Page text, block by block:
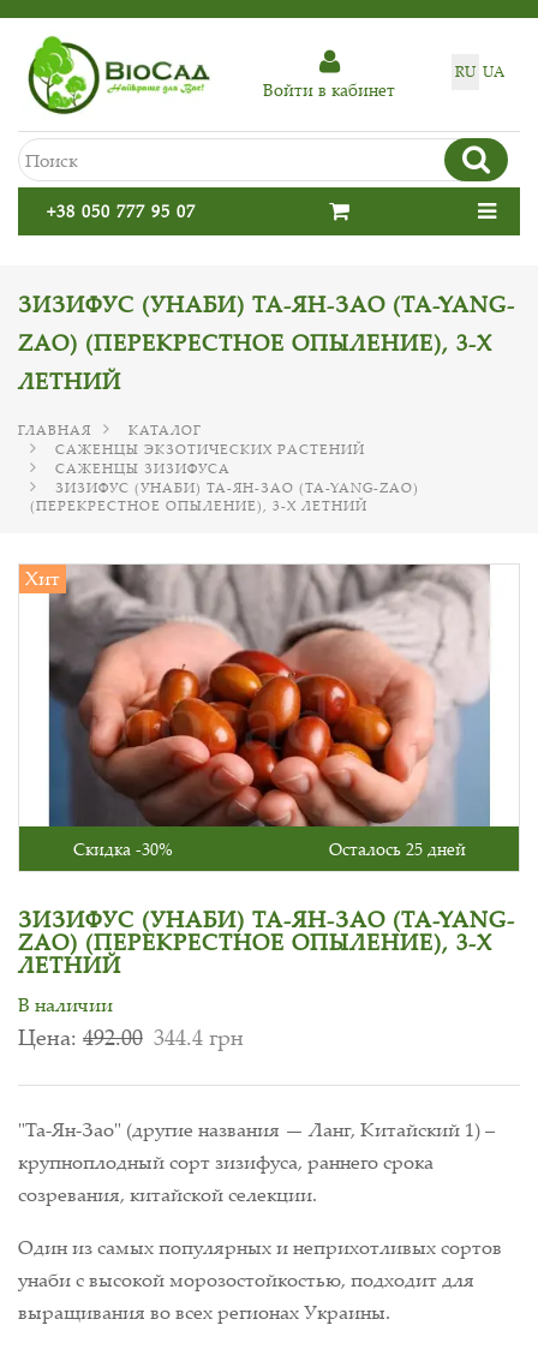
RU UA
Войти в кабинет
+38 050 777 95 07
ЗИЗИФУС (УНАБИ) ТА-ЯН-ЗАО (TA-YANG-
ZAO) (ПЕРЕКРЕСТНОЕ ОПЫЛЕНИЕ), 3-Х
ЛЕТНИЙ
ГЛАВНАЯ
КАТАЛОГ
САЖЕНЦЫ ЭКЗОТИЧЕСКИХ РАСТЕНИЙ
САЖЕНЦЫ ЗИЗИФУСА
ЗИЗИФУС (УНАБИ) ТА-ЯН-ЗАО (TA-YANG-ZAO)
(ПЕРЕКРЕСТНОЕ ОПЫЛЕНИЕ), 3-Х ЛЕТНИЙ
Хит
Скидка -30% Осталось 25 дней
ЗИЗИФУС (УНАБИ) ТА-ЯН-ЗАО (TA-YANG-
ZAO) (ПЕРЕКРЕСТНОЕ ОПЫЛЕНИЕ), 3-Х
ЛЕТНИЙ
В наличии
Цена: 492.00 344.4 грн
"Та-Ян-Зао" (другие названия — Ланг, Китайский 1) –
крупноплодный сорт зизифуса, раннего срока
созревания, китайской селекции.
Один из самых популярных и неприхотливых сортов
унаби с высокой морозостойкостью, подходит для
выращивания во всех регионах Украины.